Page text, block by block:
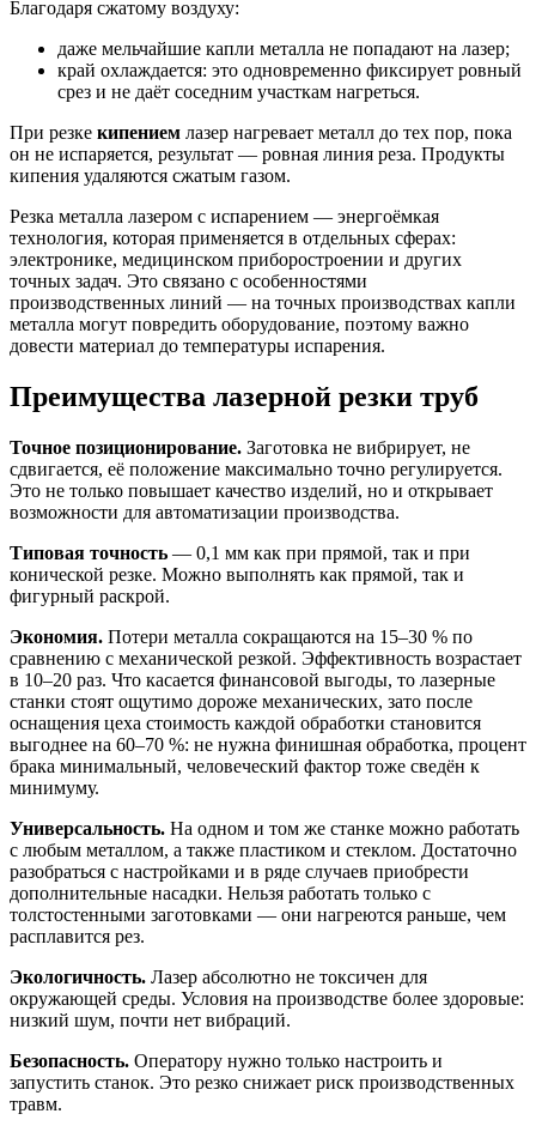
Благодаря сжатому воздуху:
даже мельчайшие капли металла не попадают на лазер;
край охлаждается: это одновременно фиксирует ровный
срез и не даёт соседним участкам нагреться.
При резке кипением лазер нагревает металл до тех пор, пока
он не испаряется, результат — ровная линия реза. Продукты
кипения удаляются сжатым газом.
Резка металла лазером с испарением — энергоёмкая
технология, которая применяется в отдельных сферах:
электронике, медицинском приборостроении и других
точных задач. Это связано с особенностями
производственных линий — на точных производствах капли
металла могут повредить оборудование, поэтому важно
довести материал до температуры испарения.
Преимущества лазерной резки труб
Точное позиционирование. Заготовка не вибрирует, не
сдвигается, её положение максимально точно регулируется.
Это не только повышает качество изделий, но и открывает
возможности для автоматизации производства.
Типовая точность — 0,1 мм как при прямой, так и при
конической резке. Можно выполнять как прямой, так и
фигурный раскрой.
Экономия. Потери металла сокращаются на 15–30 % по
сравнению с механической резкой. Эффективность возрастает
в 10–20 раз. Что касается финансовой выгоды, то лазерные
станки стоят ощутимо дороже механических, зато после
оснащения цеха стоимость каждой обработки становится
выгоднее на 60–70 %: не нужна финишная обработка, процент
брака минимальный, человеческий фактор тоже сведён к
минимуму.
Универсальность. На одном и том же станке можно работать
с любым металлом, а также пластиком и стеклом. Достаточно
разобраться с настройками и в ряде случаев приобрести
дополнительные насадки. Нельзя работать только с
толстостенными заготовками — они нагреются раньше, чем
расплавится рез.
Экологичность. Лазер абсолютно не токсичен для
окружающей среды. Условия на производстве более здоровые:
низкий шум, почти нет вибраций.
Безопасность. Оператору нужно только настроить и
запустить станок. Это резко снижает риск производственных
травм.